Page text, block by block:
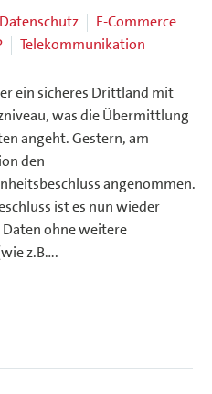
Datenschutz
E-Commerce
Telekommunikation
ein sicheres Drittland mit
was die Übermittlung
angeht. Gestern, am
den
angenommen.
ist es nun wieder
ohne weitere
z.B….